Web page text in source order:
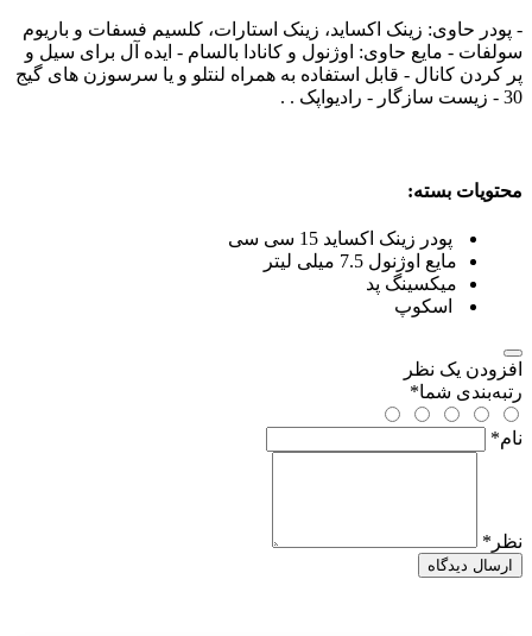
- پودر حاوی: زینک اکساید، زینک استارات، کلسیم فسفات و باریوم
سولفات - مایع حاوی: اوژنول و کانادا بالسام - ایده آل برای سیل و
پر کردن کانال - قابل استفاده به همراه لنتلو و یا سرسوزن های گیج
30 - زیست سازگار - رادیواپک . .
محتویات بسته:
پودر زینک اکساید 15 سی سی
مایع اوژنول 7.5 میلی لیتر
میکسینگ پد
اسکوپ
افزودن یک نظر
رتبه‌بندی شما*
نام*
نظر *
ارسال دیدگاه